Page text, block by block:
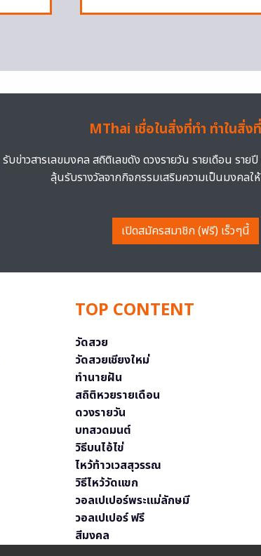
MThai เชื่อในสิ่งที่ทำ ทำในสิ่ง
รับข่าวสารเลขมงคล สถิติเลขดัง ดวงรายวัน รายเดือน ราย
ลุ้นรับรางวัลจากกิจกรรมเสริมความเป็นมงคลใ
เปิดสมัครสมาชิก (ฟรี) เร็วๆนี้
TOP CONTENT
วัดสวย
วัดสวยเชียงใหม่
ทำนายฝัน
สถิติหวยรายเดือน
ดวงรายวัน
บทสวดมนต์
วิธีบนไอ้ไข่
ไหว้ท้าวเวสสุวรรณ
วิธีไหว้วัดแขก
วอลเปเปอร์พระแม่ลักษมี
วอลเปเปอร์ ฟรี
สีมงคล